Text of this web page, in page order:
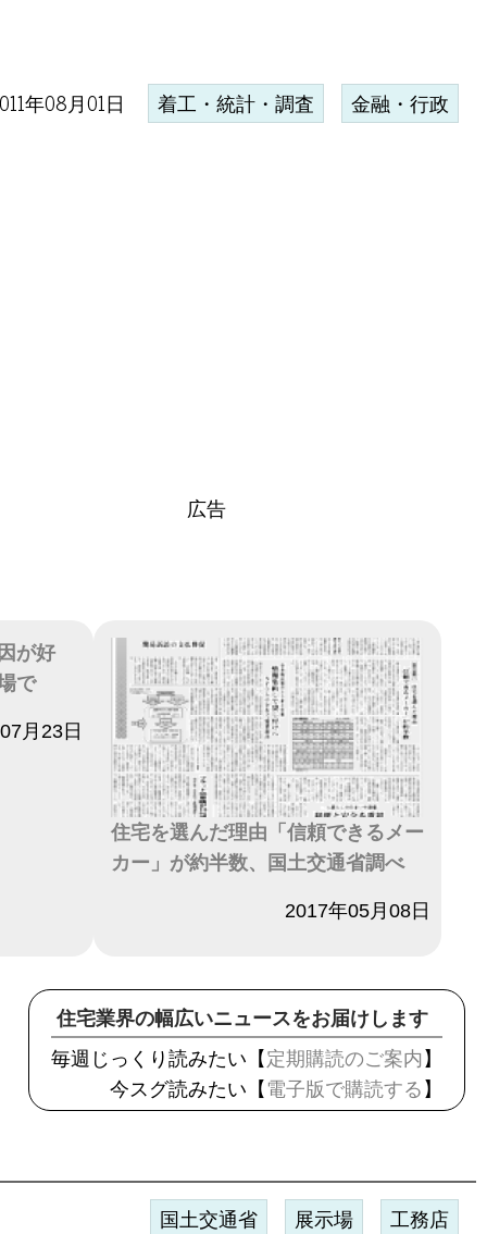
年08月01日 着工・統計・調査 金融・行政
広告
が好
で
月23日
住宅を選んだ理由「信頼できるメー
カー」が約半数、国土交通省調べ
2017年05月08日
住宅業界の幅広いニュースをお届けします
毎週じっくり読みたい【 定期購読のご案内 】
今スグ読みたい【 電子版で購読する 】
国土交通省 展示場 工務店